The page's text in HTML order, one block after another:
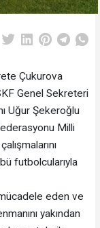
Çukurova
Genel Sekreteri
Uğur Şekeroğlu
Milli
futbolcularıyla
eden ve
yakından